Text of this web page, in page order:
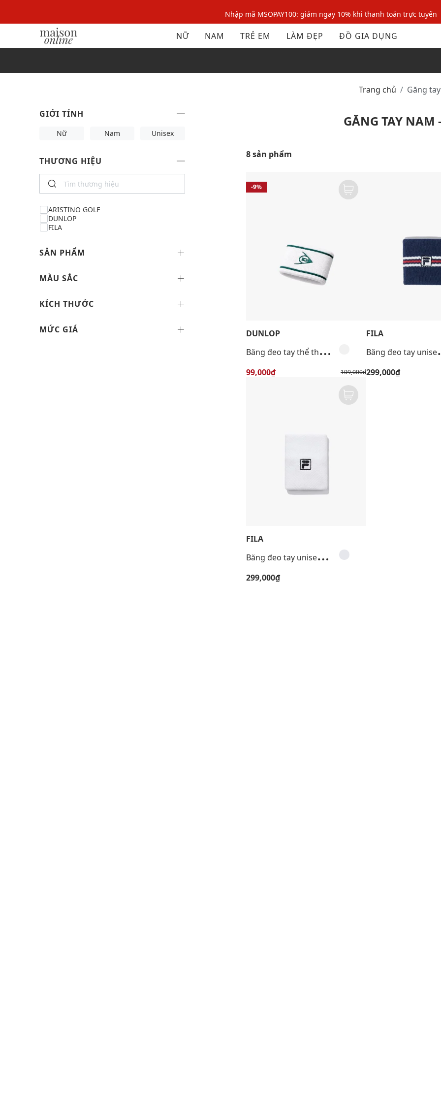
Nhập mã MSOPAY100: giảm ngay 10% khi thanh toán trực tuyến
Nhập mã: MSOXINCHAO - Giảm 10% đơn đầu cho thành viên mới!
Nhập mã MSOPAY100: giảm ngay 10% khi thanh toán trực tuyến
NỮ NAM TRẺ EM LÀM ĐẸP ĐỒ GIA DỤNG
GIỚI TÍNH
Nữ Nam Unisex
THƯƠNG HIỆU
ARISTINO GOLF
DUNLOP
FILA
SẢN PHẨM
MÀU SẮC
KÍCH THƯỚC
MỨC GIÁ
Trang chủ Găng
GĂNG TAY NAM
8 sản phẩm
-9%
DUNLOP
B
ăng đeo tay thể thao unisex phối viền
99,000₫ 109,000₫
FILA
ăng
299,000₫
FILA
B
ăng đeo tay unisex Tennis Cool Toshi
299,000₫